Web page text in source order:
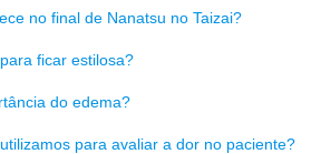
no final de Nanatsu no Taizai?
ficar estilosa?
do edema?
para avaliar a dor no paciente?